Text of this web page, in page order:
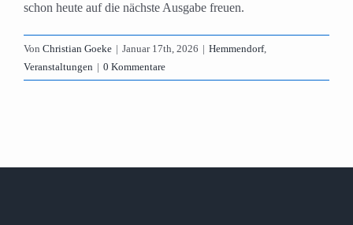
schon heute auf die nächste Ausgabe freuen.
Von Christian Goeke | Januar 17th, 2026 | Hemmendorf,
Veranstaltungen | 0 Kommentare